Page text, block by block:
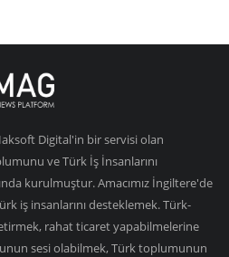
Digital'in bir servisi olan
ve Türk İş İnsanlarını
kurulmuştur. Amacımız İngiltere'de
iş insanlarını desteklemek. Türk-
rahat ticaret yapabilmelerine
sesi olabilmek, Türk toplumunun